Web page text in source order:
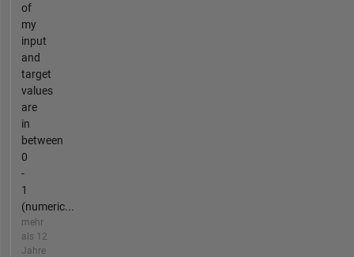
of
my
input
and
target
values
are
in
between
0
-
1
(numeric...
mehr
als 12
Jahre